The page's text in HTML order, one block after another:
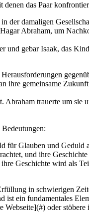
denen das Paar
der damaligen
Abraham, um
und gebar Isaak, das
ihre gemeinsame
trauerte um
für Glauben und Geduld
und ihre
Geschichte wird als
in schwierigen
ein fundamentales
oder